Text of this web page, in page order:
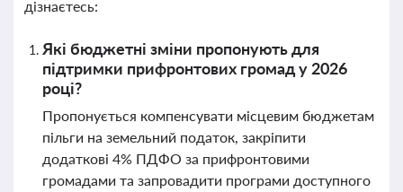
дізнаєтесь:
Які бюджетні зміни пропонують для
підтримки прифронтових громад у 2026
році?
Пропонується компенсувати місцевим бюджетам
пільги на земельний податок, закріпити
додаткові 4% ПДФО за прифронтовими
громадами та запровадити програми доступного